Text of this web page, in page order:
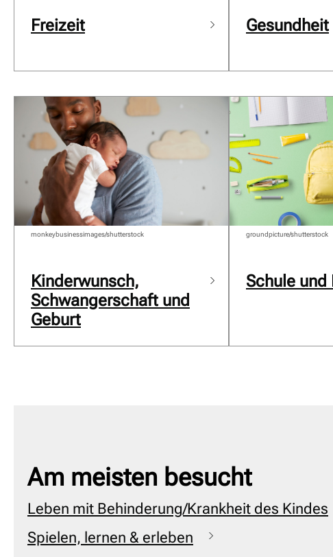
Freizeit Gesundheit
Kinderwunsch,
Schwangerschaft und
Geburt
monkeybusinessimages/shutterstock
Schule und
groundpicture/shutterstock
Am meisten besucht
Leben mit Behinderung/Krankheit des Kindes
Spielen, lernen & erleben